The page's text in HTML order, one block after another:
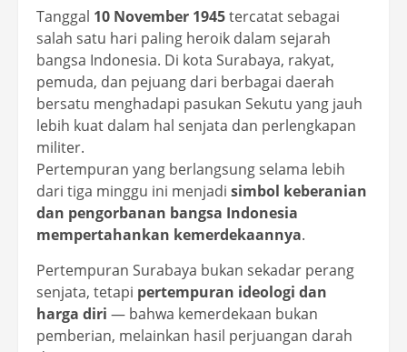
Tanggal 10 November 1945tercatat sebagai
salah satu hari paling heroik dalam sejarah
bangsa Indonesia. Di kota Surabaya, rakyat,
pemuda, dan pejuang dari berbagai daerah
bersatu menghadapi pasukan Sekutu yang jauh
lebih kuat dalam hal senjata dan perlengkapan
militer.
Pertempuran yang berlangsung selama lebih
dari tiga minggu ini menjadi simbol keberanian
dan pengorbanan bangsa Indonesia
mempertahankan kemerdekaannya.
Pertempuran Surabaya bukan sekadar perang
senjata, tetapi pertempuran ideologi dan
harga diri — bahwa kemerdekaan bukan
pemberian, melainkan hasil perjuangan darah